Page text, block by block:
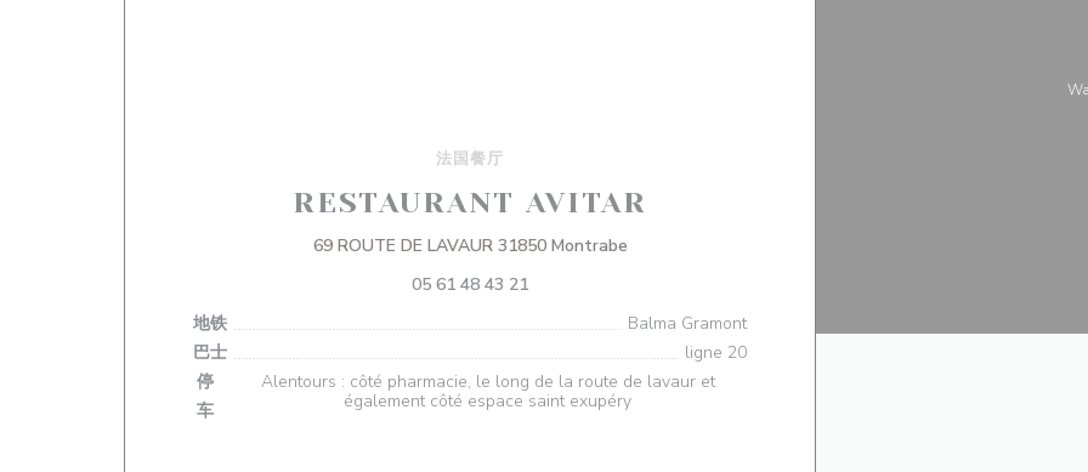
法国餐厅
RESTAURANT AVITAR
69 ROUTE DE LAVAUR 31850 Montrabe((在新窗口中打开))
05 61 48 43 21
地铁
Balma Gramont
巴士
ligne 20
停
车
Alentours : côté pharmacie, le long de la route de lavaur et
également côté espace saint exupéry